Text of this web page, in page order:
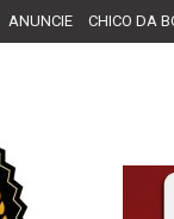
ANUNCIE CHICO DA